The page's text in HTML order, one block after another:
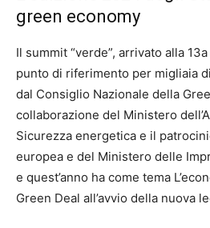
green economy
Il summit “verde”, arrivato alla
punto di riferimento per migliaia
dal Consiglio Nazionale della
collaborazione del Ministero
Sicurezza energetica e il
europea e del Ministero delle
e quest’anno ha come tema
Green Deal all’avvio della nuova